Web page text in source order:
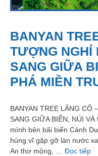
BANYAN
TƯỢNG NGHỈ
SANG GIỮA
PHÁ MIỀN
BANYAN TREE LĂNG CÔ
SANG GIỮA BIỂN, NÚI
mình bên bãi biển Cảnh
hùng vĩ gặp gỡ làn nước
An thơ mộng, … Đọc tiếp